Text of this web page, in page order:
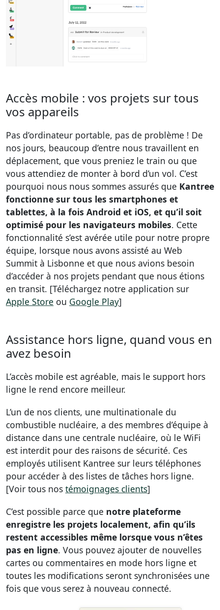
Accès mobile : vos projets sur tous
vos appareils
Pas d’ordinateur portable, pas de problème ! De
nos jours, beaucoup d’entre nous travaillent en
déplacement, que vous preniez le train ou que
vous attendiez de monter à bord d’un vol. C’est
pourquoi nous nous sommes assurés que Kantree
fonctionne sur tous les smartphones et
tablettes, à la fois Android et iOS, et qu’il soit
optimisé pour les navigateurs mobiles. Cette
fonctionnalité s’est avérée utile pour notre propre
équipe, lorsque nous avons assisté au Web
Summit à Lisbonne et que nous avions besoin
d’accéder à nos projets pendant que nous étions
en transit. [Téléchargez notre application sur
Apple Store ou Google Play]
Assistance hors ligne, quand vous en
avez besoin
L’accès mobile est agréable, mais le support hors
ligne le rend encore meilleur.
L’un de nos clients, une multinationale du
combustible nucléaire, a des membres d’équipe à
distance dans une centrale nucléaire, où le WiFi
est interdit pour des raisons de sécurité. Ces
employés utilisent Kantree sur leurs téléphones
pour accéder à des listes de tâches hors ligne.
[Voir tous nos témoignages clients]
C’est possible parce que notre plateforme
enregistre les projets localement, afin qu’ils
restent accessibles même lorsque vous n’êtes
pas en ligne. Vous pouvez ajouter de nouvelles
cartes ou commentaires en mode hors ligne et
toutes les modifications seront synchronisées une
fois que vous serez à nouveau connecté.